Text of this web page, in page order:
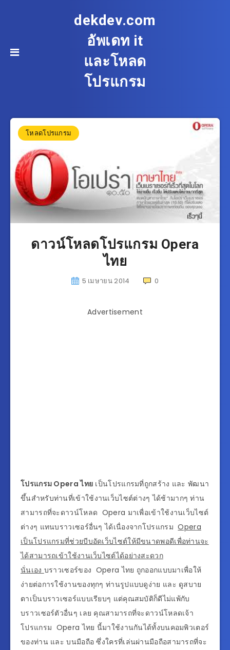
dekdev.com
อัพเดท it
และโหลด
โปรแกรม
โหลดโปรแกรม
ดาวน์โหลดโปรแกรม Opera
ไทย
5 เมษายน 2014 0
Advertisement
โปรแกรม Opera ไทย เป็นโปรแกรมที่ถูกสร้าง และ พัฒนา
ขึ้นสำหรับท่านที่เข้าใช้งานเว็บไซต์ต่างๆ ได้ช้ามากๆ ท่าน
สามารถที่จะดาวน์โหลด Opera มาเพื่อเข้าใช้งานเว็บไซต์
ต่างๆ แทนบราวเซอร์อื่นๆ ได้เนื่องจากโปรแกรมOpera
เป็นโปรแกรมที่ช่วยบีบอัดเว็บไซต์ให้มีขนาดพอดีเพื่อท่านจะ
ได้สามารถเข้าใช้งานเว็บไซต์ได้อย่างสะดวก
นั่นเอง บราวเซอร์ของ Opera ไทย ถูกออกแบบมาเพื่อให้
ง่ายต่อการใช้งานของทุกๆ ท่านรูปแบบดูง่าย และ ดูสบาย
ตาเป็นบราวเซอร์แบบเรียบๆ แต่คุณสมบัติก็ดีไม่แพ้กับ
บราวเซอร์ตัวอื่นๆ เลย คุณสามารถที่จะดาวน์โหลดเจ้า
โปรแกรม Opera ไทย นี้มาใช้งานกันได้ทั้งบนคอมพิวเตอร์
ของท่าน และ บนมือถือ ซึ่งใครที่เล่นผ่านมือถือสามารถที่จะ